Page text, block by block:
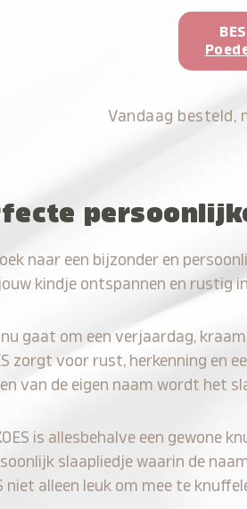
Vandaag besteld,
naar een bijzonder en
kindje ontspannen en
gaat om een verjaardag,
zorgt voor rust, herkenning en
van de eigen naam wordt het
is allesbehalve een gewone
slaapliedje waarin de
niet alleen leuk om mee te